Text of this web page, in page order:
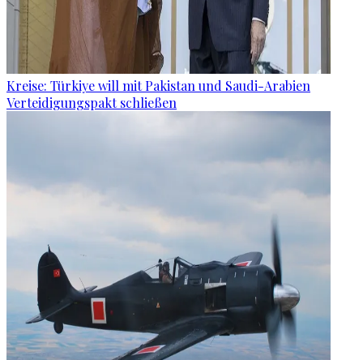
Kreise: Türkiye will mit Pakistan und Saudi-Arabien
Verteidigungspakt schließen